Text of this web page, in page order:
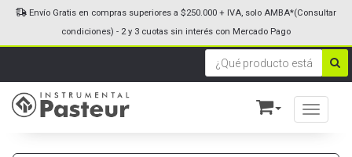
Toggle
Envío Gratis en compras superiores a $250.000 + IVA, solo AMBA*(Consultar
condiciones) - 2 y 3 cuotas sin interés con Mercado Pago